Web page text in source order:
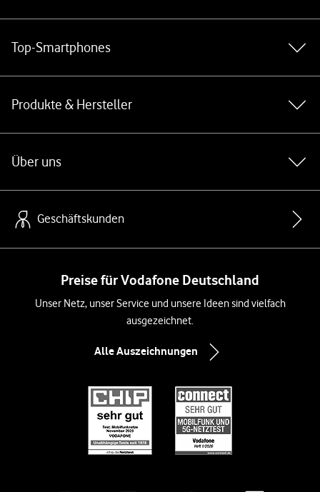
Top-Smartphones
Produkte & Hersteller
Über uns
Geschäftskunden
Preise für Vodafone Deutschland
Unser Netz, unser Service und unsere Ideen sind vielfach
ausgezeichnet.
Alle Auszeichnungen